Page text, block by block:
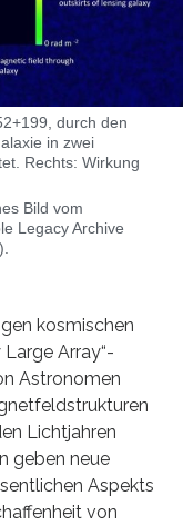
durch den
in zwei
Rechts: Wirkung
Bild vom
Legacy Archive
kosmischen
Array“-
Astronomen
Lichtjahren
geben neue
Aspekts
von